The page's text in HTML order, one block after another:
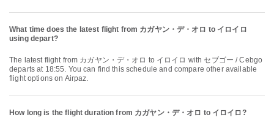
What time does the latest flight from カガヤン・デ・オロ to イロイロ
using depart?
The latest flight from カガヤン・デ・オロ to イロイロ with セブゴー / Cebgo
departs at 18:55. You can find this schedule and compare other available
flight options on Airpaz.
How long is the flight duration from カガヤン・デ・オロ to イロイロ?